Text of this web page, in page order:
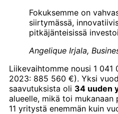
Fokuksemme on
siirtymässä,
pitkäjänteisissä
Angelique Irjala,
Liikevaihtomme nousi 1 041
2023: 885 560 €). Yksi
saavutuksista oli 34 uuden
alueelle, mikä toi
11 yritystä enemmän kuin